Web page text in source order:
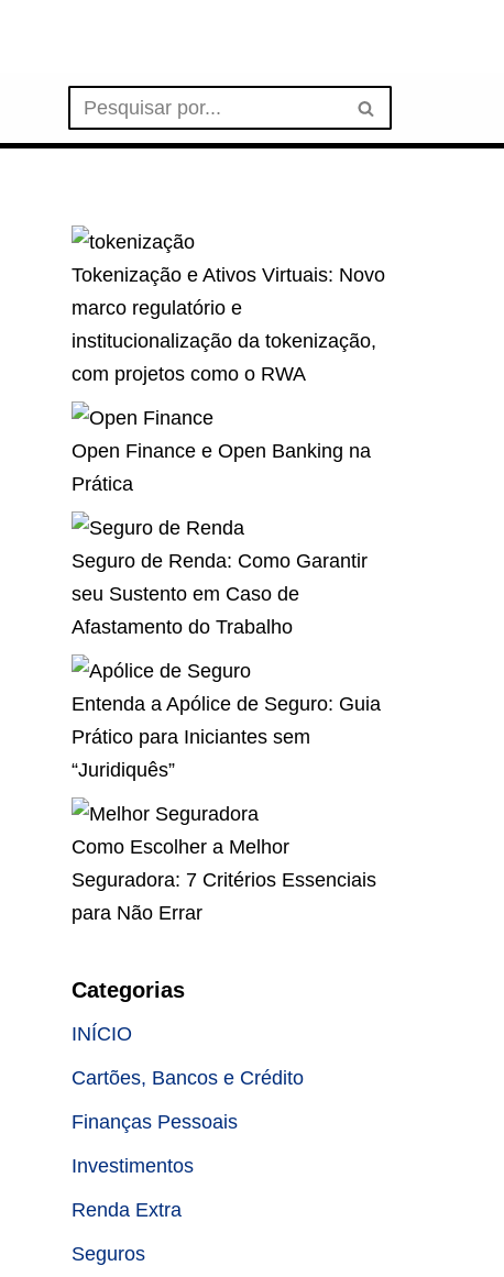
Tokenização e Ativos Virtuais: Novo
marco regulatório e
institucionalização da tokenização,
com projetos como o RWA
Open Finance e Open Banking na
Prática
Seguro de Renda: Como Garantir
seu Sustento em Caso de
Afastamento do Trabalho
Entenda a Apólice de Seguro: Guia
Prático para Iniciantes sem
“Juridiquês”
Como Escolher a Melhor
Seguradora: 7 Critérios Essenciais
para Não Errar
Categorias
INÍCIO
Cartões, Bancos e Crédito
Finanças Pessoais
Investimentos
Renda Extra
Seguros